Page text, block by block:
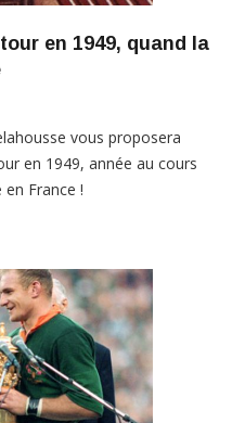
en 1949, quand la
vous proposera
en 1949, année au cours
France !